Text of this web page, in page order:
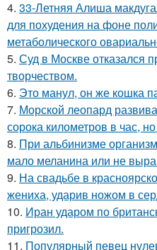
4. 33-Летняя Алиша
для похудения на фоне
метаболического
5. Суд в Москве отказался
творчеством.
6. Это манул, он же кошка
7. Морской леопард
сорока километров в час,
8. При альбинизме
мало меланина или не
9. На свадьбе в
жениха, ударив ножом в
10. Иран ударом по
пригрозил.
11. Популярный певец